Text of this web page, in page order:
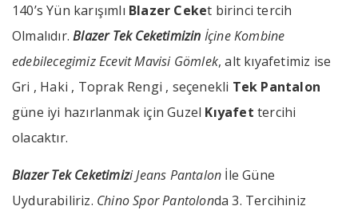
140’s Yün karışımlı Blazer Ceket birinci tercih
Olmalıdır.Blazer Tek Ceketimizin İçine Kombine
edebilecegimizEcevit Mavisi Gömlek, alt kıyafetimiz ise
Gri , Haki , Toprak Rengi , seçenekli Tek Pantalon
güne iyi hazırlanmak için Guzel Kıyafet tercihi
olacaktır.
Blazer Tek CeketimiziJeans Pantalon İle Güne
Uydurabiliriz. Chino Spor Pantolonda 3. Tercihiniz